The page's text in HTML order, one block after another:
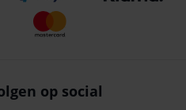
op social